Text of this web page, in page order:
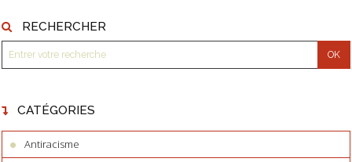
RECHERCHER
CATÉGORIES
Antiracisme